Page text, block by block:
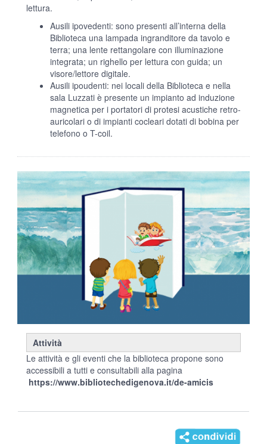
lettura.
Ausili ipovedenti: sono presenti all’interna della
Biblioteca una lampada ingranditore da tavolo e
terra; una lente rettangolare con illuminazione
integrata; un righello per lettura con guida; un
visore/lettore digitale.
Ausili ipoudenti: nei locali della Biblioteca e nella
sala Luzzati è presente un impianto ad induzione
magnetica per i portatori di protesi acustiche retro-
auricolari o di impianti cocleari dotati di bobina per
telefono o T-coil.
Attività
Le attività e gli eventi che la biblioteca propone sono
accessibili a tutti e consultabili alla pagina
https://www.bibliotechedigenova.it/de-amicis